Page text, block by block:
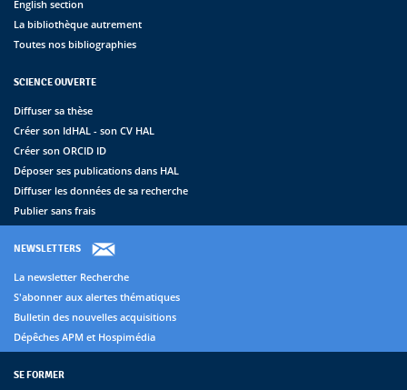
English section
La bibliothèque autrement
Toutes nos bibliographies
SCIENCE OUVERTE
Diffuser sa thèse
Créer son IdHAL - son CV HAL
Créer son ORCID ID
Déposer ses publications dans HAL
Diffuser les données de sa recherche
Publier sans frais
NEWSLETTERS
La newsletter Recherche
S'abonner aux alertes thématiques
Bulletin des nouvelles acquisitions
Dépêches APM et Hospimédia
SE FORMER